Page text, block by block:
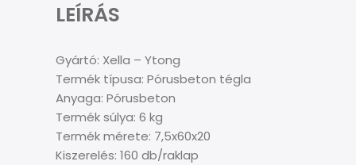
LEÍRÁS
Gyártó: Xella – Ytong
Termék típusa: Pórusbeton tégla
Anyaga: Pórusbeton
Termék súlya: 6 kg
Termék mérete: 7,5x60x20
Kiszerelés: 160 db/raklap